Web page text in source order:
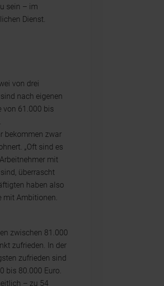
sein – im
Dienst.
von drei
nach eigenen
von 61.000 bis
bekommen zwar
„Oft sind es
mit
überrascht
haben also
mit Ambitionen.
zwischen 81.000
zufrieden. In der
zufrieden sind
bis 80.000 Euro.
– zu 54